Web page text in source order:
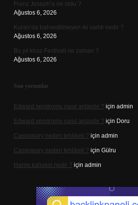
Franz Joseph’a ne oldu ?
Ağustos 6, 2026
Kuran’da bahsedilmeyen iki varlık nedir ?
Ağustos 6, 2026
Bu yıl kiraz Festivali ne zaman ?
Ağustos 6, 2026
Son yorumlar
Edward sendromu nasıl anlaşılır ? için admin
Edward sendromu nasıl anlaşılır ? için Doru
Cassowary neden tehlikeli ? için admin
Cassowary neden tehlikeli ? için Gülru
Harire kahvesi nedir ? için admin